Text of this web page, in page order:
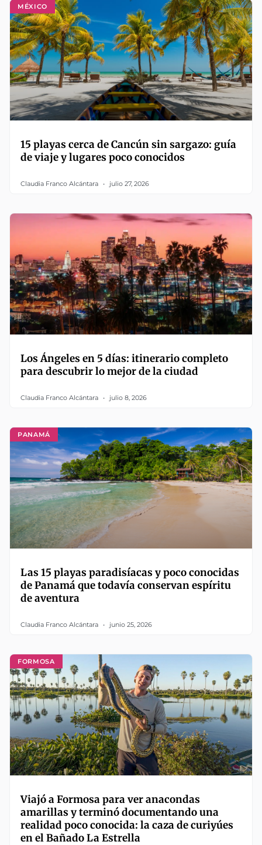
MÉXICO
15 playas cerca de Cancún sin sargazo: guía
de viaje y lugares poco conocidos
Claudia Franco Alcántara julio 27, 2026
Los Ángeles en 5 días: itinerario completo
para descubrir lo mejor de la ciudad
Claudia Franco Alcántara julio 8, 2026
PANAMÁ
Las 15 playas paradisíacas y poco conocidas
de Panamá que todavía conservan espíritu
de aventura
Claudia Franco Alcántara junio 25, 2026
FORMOSA
Viajó a Formosa para ver anacondas
amarillas y terminó documentando una
realidad poco conocida: la caza de curiyúes
en el Bañado La Estrella